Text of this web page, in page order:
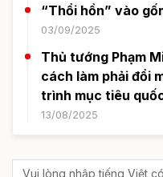
“Thổi hồn” vào
03/09/2025
Thủ tướng Phạm
cách làm phải đổi
trình mục tiêu
13/08/2025